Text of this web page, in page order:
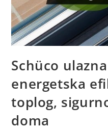
Schüco
energetska
toplog,
doma